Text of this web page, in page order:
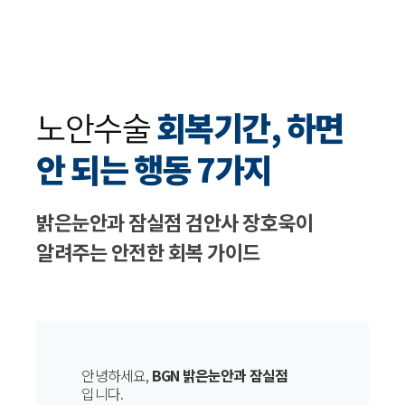
노안수술회복기간, 하면
안 되는 행동 7가지
밝은눈안과 잠실점 검안사 장호욱이
알려주는 안전한 회복 가이드
안녕하세요, BGN 밝은눈안과 잠실점
입니다.